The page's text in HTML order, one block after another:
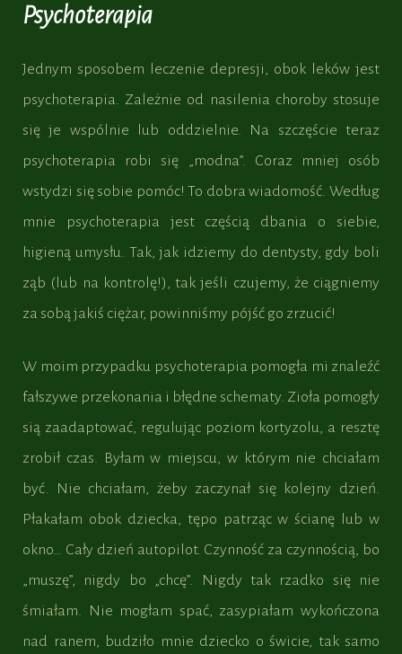
Psychoterapia
Jednym sposobem leczenie depresji, obok leków jest
psychoterapia. Zależnie od nasilenia choroby stosuje
się je wspólnie lub oddzielnie. Na szczęście teraz
psychoterapia robi się „modna”. Coraz mniej osób
wstydzi się sobie pomóc! To dobra wiadomość. Według
mnie psychoterapia jest częścią dbania o siebie,
higieną umysłu. Tak, jak idziemy do dentysty, gdy boli
ząb (lub na kontrolę!), tak jeśli czujemy, że ciągniemy
za sobą jakiś ciężar, powinniśmy pójść go zrzucić!
W moim przypadku psychoterapia pomogła mi znaleźć
fałszywe przekonania i błędne schematy. Zioła pomogły
sią zaadaptować, regulując poziom kortyzolu, a resztę
zrobił czas. Byłam w miejscu, w którym nie chciałam
być. Nie chciałam, żeby zaczynał się kolejny dzień.
Płakałam obok dziecka, tępo patrząc w ścianę lub w
okno… Cały dzień autopilot. Czynność za czynnością, bo
„muszę”, nigdy bo „chcę”. Nigdy tak rzadko się nie
śmiałam. Nie mogłam spać, zasypiałam wykończona
nad ranem, budziło mnie dziecko o świcie, tak samo